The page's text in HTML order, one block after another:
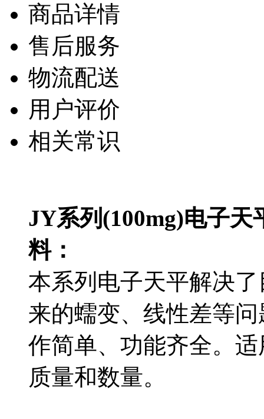
商品详情
售后服务
物流配送
用户评价
相关常识
JY系列(100mg)电子天
料：
本系列电子天平解决
来的蠕变、线性差等
作简单、功能齐全。
质量和数量。